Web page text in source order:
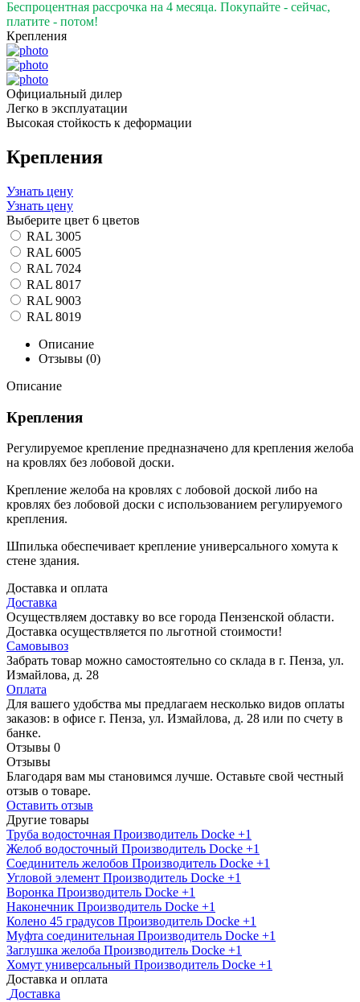
Беспроцентная рассрочка на 4 месяца. Покупайте - сейчас,
платите - потом!
Крепления
Официальный дилер
Легко в эксплуатации
Высокая стойкость к деформации
Крепления
Узнать цену
Узнать цену
Выберите цвет 6 цветов
RAL 3005
RAL 6005
RAL 7024
RAL 8017
RAL 9003
RAL 8019
Описание
Отзывы (0)
Описание
Крепления
Регулируемое крепление предназначено для крепления желоба
на кровлях без лобовой доски.
Крепление желоба на кровлях с лобовой доской либо на
кровлях без лобовой доски с использованием регулируемого
крепления.
Шпилька обеспечивает крепление универсального хомута к
стене здания.
Доставка и оплата
Доставка
Осуществляем доставку во все города Пензенской области.
Доставка осуществляется по льготной стоимости!
Самовывоз
Забрать товар можно самостоятельно со склада в г. Пенза, ул.
Измайлова, д. 28
Оплата
Для вашего удобства мы предлагаем несколько видов оплаты
заказов: в офисе г. Пенза, ул. Измайлова, д. 28 или по счету в
банке.
Отзывы 0
Отзывы
Благодаря вам мы становимся лучше. Оставьте свой честный
отзыв о товаре.
Оставить отзыв
Другие товары
Труба водосточная Производитель Docke +1
Желоб водосточный Производитель Docke +1
Соединитель желобов Производитель Docke +1
Угловой элемент Производитель Docke +1
Воронка Производитель Docke +1
Наконечник Производитель Docke +1
Колено 45 градусов Производитель Docke +1
Муфта соединительная Производитель Docke +1
Заглушка желоба Производитель Docke +1
Хомут универсальный Производитель Docke +1
Доставка и оплата
Доставка